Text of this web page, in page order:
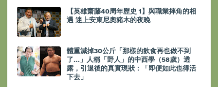
【英雄齋藤40周年歷史 1】與職業摔角的相
遇 迷上安東尼奧豬木的夜晚
體重減掉30公斤「那樣的飲食再也做不到
了…」人稱「野人」的中西學（58歲）透
露，引退後的真實現狀：「即便如此也得活
下去」